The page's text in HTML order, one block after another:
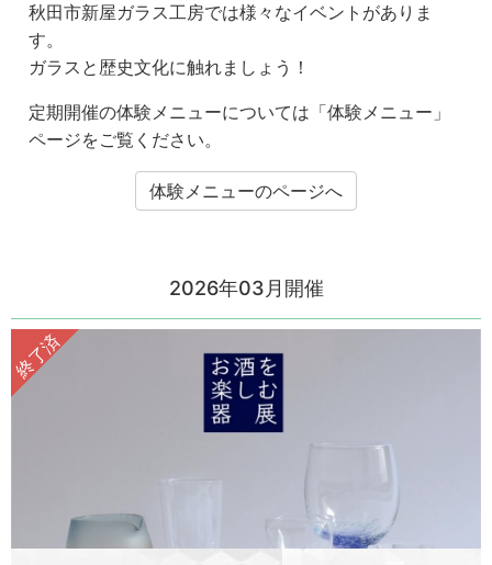
秋田市新屋ガラス工房では様々なイベントがありま
す。
ガラスと歴史文化に触れましょう！
定期開催の体験メニューについては「体験メニュー」
ページをご覧ください。
体験メニューのページへ
2026年03月開催